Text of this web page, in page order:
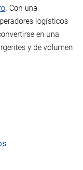
. Con una
logísticos
en una
y de volumen